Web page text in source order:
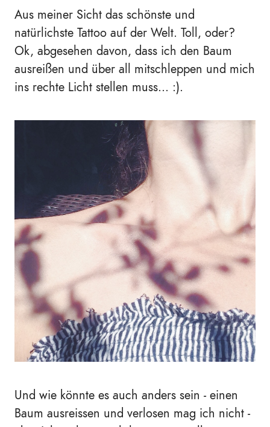
Aus meiner Sicht das schönste und
natürlichste Tattoo auf der Welt. Toll, oder?
Ok, abgesehen davon, dass ich den Baum
ausreißen und über all mitschleppen und mich
ins rechte Licht stellen muss... :).
Und wie könnte es auch anders sein - einen
Baum ausreissen und verlosen mag ich nicht -